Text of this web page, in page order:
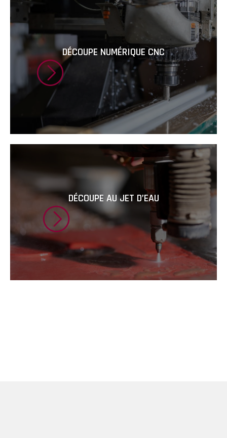
DÉCOUPE NUMÉRIQUE CNC
DÉCOUPE AU JET D’EAU